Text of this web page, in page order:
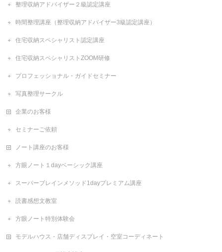
整理収納アドバイザー２級認定講座
時間整理講座（整理収納アドバイザー3級認定講座）
住宅収納スペシャリスト認定講座
住宅収納スペシャリストZOOM研修
プロフェッショナル・ガイドセミナー
写真整理サークル
企業のお客様
セミナーご依頼
ノート講座のお客様
方眼ノート１dayベーシック講座
スーパーブレインメソッド1dayプレミアム講座
読書感想文教室
方眼ノート特別体験会
モデルハウス・店舗ディスプレイ・空室コーディネート